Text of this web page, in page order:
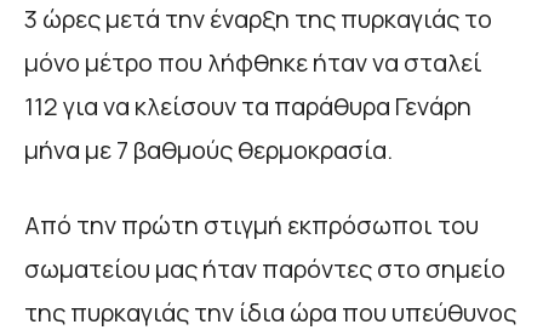
3 ώρες μετά την έναρξη της πυρκαγιάς το
μόνο μέτρο που λήφθηκε ήταν να σταλεί
112 για να κλείσουν τα παράθυρα Γενάρη
μήνα με 7 βαθμούς θερμοκρασία.
Από την πρώτη στιγμή εκπρόσωποι του
σωματείου μας ήταν παρόντες στο σημείο
της πυρκαγιάς την ίδια ώρα που υπεύθυνος